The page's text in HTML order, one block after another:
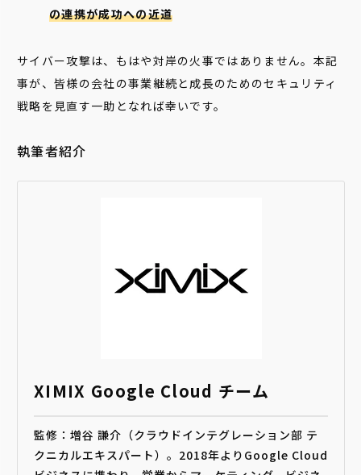
の連携が成功への近道
サイバー攻撃は、もはや対岸の火事ではありません。本記
事が、皆様の会社の事業継続と成長のためのセキュリティ
戦略を見直す一助となれば幸いです。
執筆者紹介
XIMIX Google Cloud チーム
監修：増谷 謙介（クラウドインテグレーション部 テ
クニカルエキスパート）。2018年よりGoogle Cloud